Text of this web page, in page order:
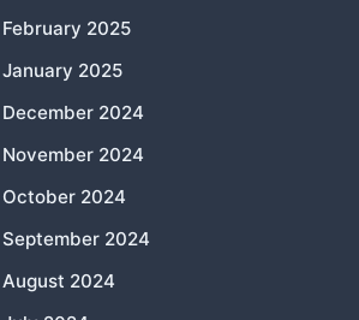
February 2025
January 2025
December 2024
November 2024
October 2024
September 2024
August 2024